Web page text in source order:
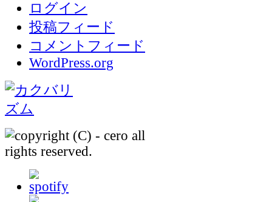
ログイン
投稿フィード
コメントフィード
WordPress.org